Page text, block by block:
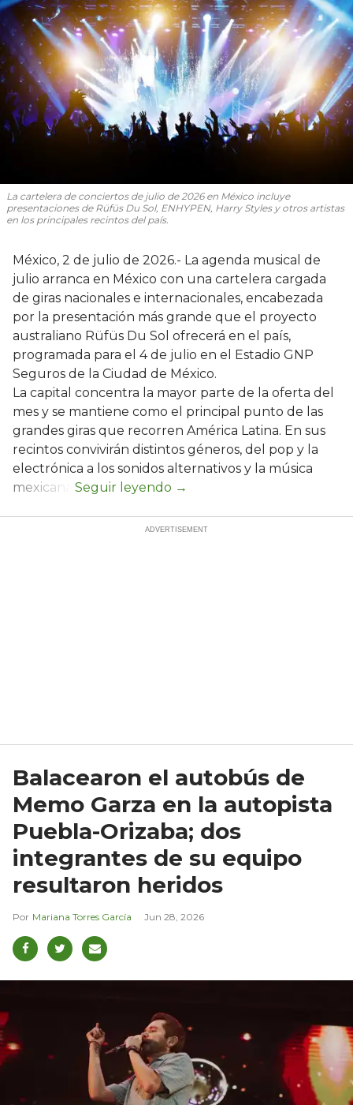
La cartelera de conciertos de julio de 2026 en México incluye
presentaciones de Rüfüs Du Sol, ENHYPEN, Harry Styles y otros artistas
en los principales recintos del país.
México, 2 de julio de 2026.- La agenda musical de
julio arranca en México con una cartelera cargada
de giras nacionales e internacionales, encabezada
por la presentación más grande que el proyecto
australiano Rüfüs Du Sol ofrecerá en el país,
programada para el 4 de julio en el Estadio GNP
Seguros de la Ciudad de México.
La capital concentra la mayor parte de la oferta del
mes y se mantiene como el principal punto de las
grandes giras que recorren América Latina. En sus
recintos convivirán distintos géneros, del pop y la
electrónica a los sonidos alternativos y la música
mexicana.
Balacearon el autobús de
Memo Garza en la autopista
Puebla-Orizaba; dos
integrantes de su equipo
resultaron heridos
Mariana Torres García Jun 28, 2026